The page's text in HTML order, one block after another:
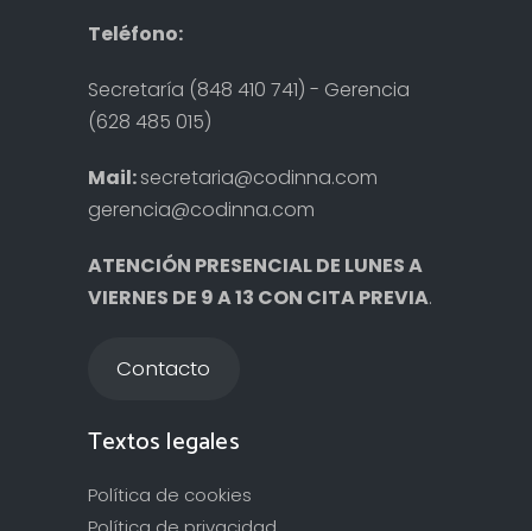
Teléfono:
Secretaría (848 410 741) - Gerencia
(628 485 015)
Mail:secretaria@codinna.com
gerencia@codinna.com
ATENCIÓN PRESENCIAL DE LUNES A
VIERNES DE 9 A 13 CON CITA PREVIA.
Contacto
Textos legales
Política de cookies